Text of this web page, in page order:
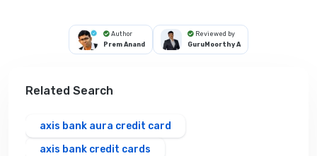
Author
Prem Anand
Reviewed by
GuruMoorthy A
Related Search
axis bank aura credit card
axis bank credit cards